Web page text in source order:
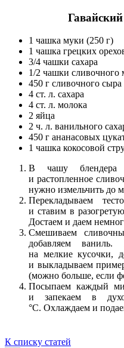
1 чашка муки (250 г)
1 чашка грецких
3/4 чашки сахара
1/2 чашки сливочного
450 г сливочного сыра
4 ст. л. сахара
4 ст. л. молока
2 яйца
2 ч. л. ванильного
450 г ананасовых
1 чашка кокосовой
В чашу блендера
и растопленное
нужно измельчить до
Перекладываем
и ставим в
Достаем и даем
Смешиваем
добавляем ваниль.
на мелкие кусочки,
и выкладываем
(можно больше, если
Посыпаем каждый
и запекаем в
°С. Охлаждаем и
К списку статей